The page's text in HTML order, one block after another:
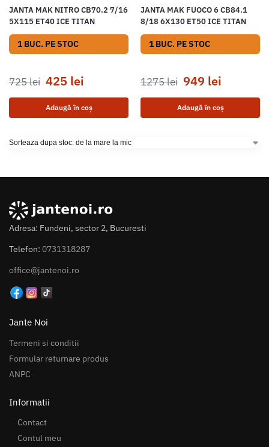
JANTA MAK NITRO CB70.2 7/16
5X115 ET40 ICE TITAN
1 BUC. PE STOC
725lei 425 lei
Adaugă în coș
JANTA MAK FUOCO 6 CB84.1
8/18 6X130 ET50 ICE TITAN
1 BUC. PE STOC
1275lei 949 lei
Adaugă în coș
Adresa: Fundeni, sector 2, Bucuresti
Telefon: 0731318287
office@jantenoi.ro
Jante Noi
Termeni si conditii
Formular returnare produs
ANPC
Informatii
Contact
Contul meu